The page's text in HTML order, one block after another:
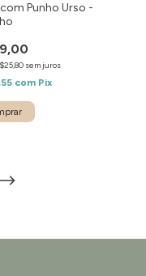
Punho Urso -
sem juros
com Pix